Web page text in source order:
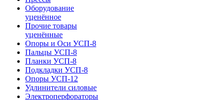
Оборудование
уценённое
Прочие товары
уценённые
Опоры и Оси УСП-8
Пальцы УСП-8
Планки УСП-8
Подкладки УСП-8
Опоры УСП-12
Удлинители силовые
Электроперфораторы